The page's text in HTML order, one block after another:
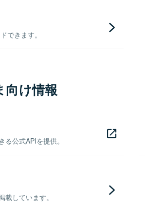
できます。
向け情報
公式APIを提供。
しています。